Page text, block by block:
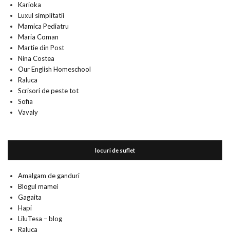
Karioka
Luxul simplitatii
Mamica Pediatru
Maria Coman
Martie din Post
Nina Costea
Our English Homeschool
Raluca
Scrisori de peste tot
Sofia
Vavaly
locuri de suflet
Amalgam de ganduri
Blogul mamei
Gagaita
Hapi
LiluTesa – blog
Raluca